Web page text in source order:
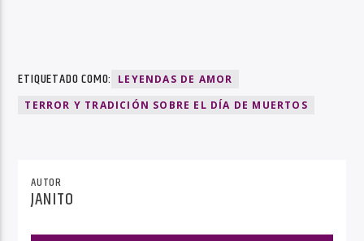
ETIQUETADO COMO:
LEYENDAS DE AMOR
TERROR Y TRADICIÓN SOBRE EL DÍA DE MUERTOS
AUTOR
JANITO